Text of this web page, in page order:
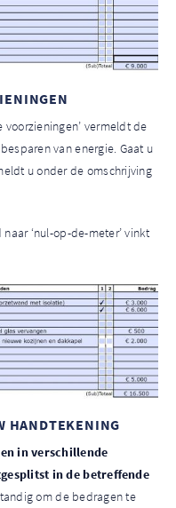
voorzieningen’ vermeldt de
van energie. Gaat u
u onder de omschrijving
‘nul-op-de-meter’ vinkt
HANDTEKENING
in verschillende
in de betreffende
om de bedragen te